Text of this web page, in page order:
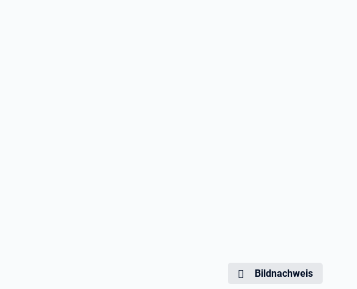
Bildnachweis